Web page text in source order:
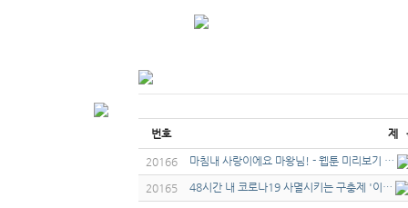
번호 제
20166 마침내 사랑이에요 마왕님! - 웹툰 미리보기 …
20165 48시간 내 코로나19 사멸시키는 구충제 '이…